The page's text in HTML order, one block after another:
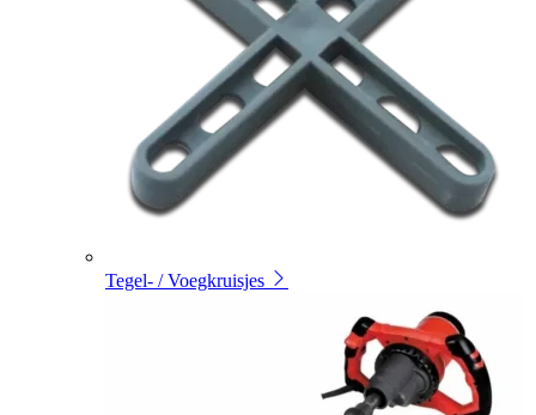
Tegel- / Voegkruisjes